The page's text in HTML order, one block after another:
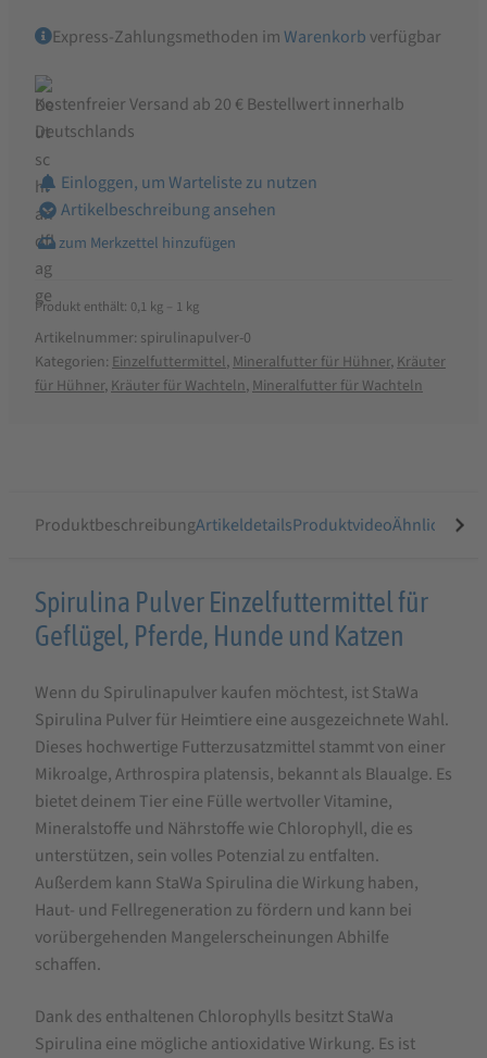
Katzen
Express-Zahlungsmethoden imWarenkorb verfügbar
Kostenfreier Versand ab 20 € Bestellwert innerhalb
Deutschlands
Einloggen, um Warteliste zu nutzen
Artikelbeschreibung ansehen
Produkt enthält: 0,1 kg – 1 kg
Artikelnummer: spirulinapulver-0
Kategorien: Einzelfuttermittel, Mineralfutter für Hühner, Kräuter
für Hühner, Kräuter für Wachteln, Mineralfutter für Wachteln
ProduktbeschreibungArtikeldetailsProduktvideoÄhnliche
Produktbeschreibung
für
Spirulina
Pulver
-
für
Geflügel,
Pferde,
Hunde
und
Katzen
Spirulina Pulver Einzelfuttermittel für
Geflügel, Pferde, Hunde und Katzen
Wenn du Spirulinapulver kaufen möchtest, ist StaWa
Spirulina Pulver für Heimtiere eine ausgezeichnete Wahl.
Dieses hochwertige Futterzusatzmittel stammt von einer
Mikroalge, Arthrospira platensis, bekannt als Blaualge. Es
bietet deinem Tier eine Fülle wertvoller Vitamine,
Mineralstoffe und Nährstoffe wie Chlorophyll, die es
unterstützen, sein volles Potenzial zu entfalten.
Außerdem kann StaWa Spirulina die Wirkung haben,
Haut- und Fellregeneration zu fördern und kann bei
vorübergehenden Mangelerscheinungen Abhilfe
schaffen.
Dank des enthaltenen Chlorophylls besitzt StaWa
Spirulina eine mögliche antioxidative Wirkung. Es ist